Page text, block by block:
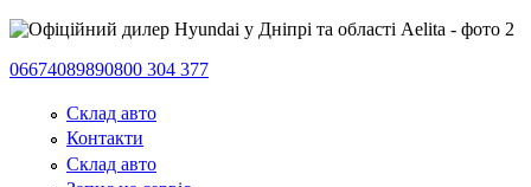
06674089890800 304 377
Склад авто
Контакти
Склад авто